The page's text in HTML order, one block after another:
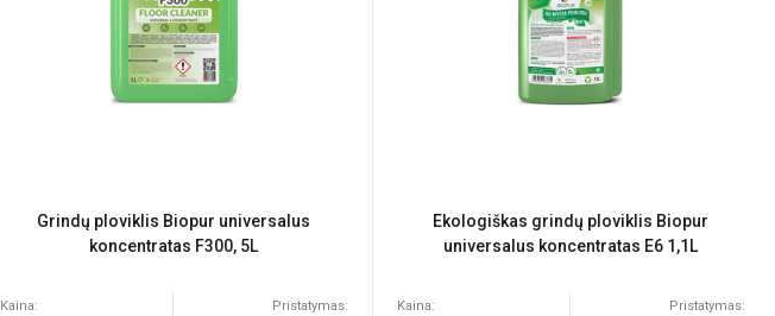
Grindų ploviklis Biopur universalus
koncentratas F300, 5L
Kaina: Pristatymas:
Ekologiškas grindų ploviklis Biopur
universalus koncentratas E6 1,1L
Kaina: Pristatymas: